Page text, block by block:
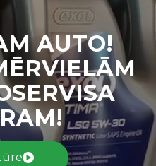
auto
AUTO!